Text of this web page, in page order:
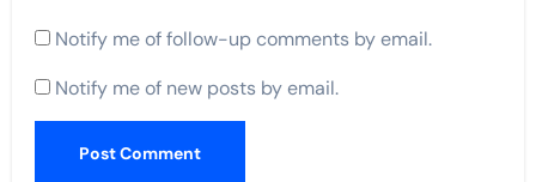
Notify me of follow-up comments by email.
Notify me of new posts by email.